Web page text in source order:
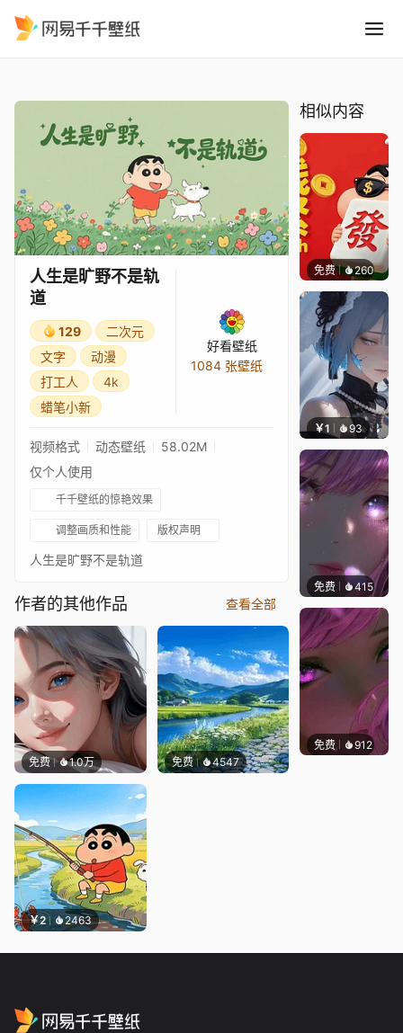
人生是旷野不是轨
道
129
二次元
文字
动漫
打工人
4k
蜡笔小新
好看壁纸
1084 张壁纸
视频格式 动态壁纸
58.02M
仅个人使用
千千壁纸的惊艳效果
调整画质和性能 版权声明
人生是旷野不是轨道
作者的其他作品 查看全部
免费 1.0万 免费 4547
￥2 2463
相似内容
免费 260好看
￥1 93 辰东
免费 415辰东
免费 912辰东